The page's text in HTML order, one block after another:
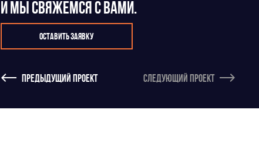
и мы свяжемся с Вами.
Оставить заявку
Предыдущий проект Следующий проект